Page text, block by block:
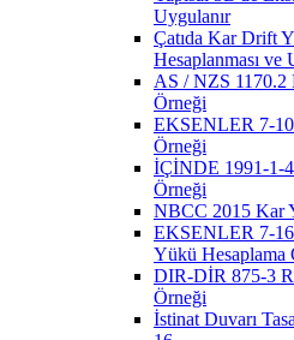
Uygulanır
Çatıda Kar Drift
Hesaplanması ve
AS / NZS 1170.2
Örneği
EKSENLER 7-
Örneği
İÇİNDE 1991-1-
Örneği
NBCC 2015 Kar
EKSENLER 7-
Yükü Hesaplama
DIR-DİR 875-3
Örneği
İstinat Duvarı